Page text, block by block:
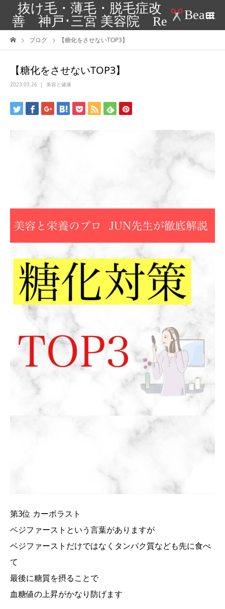
抜け毛・薄毛・脱毛症改
善 神戸･三宮 美容院 Re
Beaut
ブログ 【糖化をさせないTOP3】
【糖化をさせないTOP3】
2023.03.26 美容と健康
第3位 カーボラスト
ベジファーストという言葉がありますが
ベジファーストだけではなくタンパク質なども先に食べ
て
最後に糖質を摂ることで
血糖値の上昇がかなり防げます